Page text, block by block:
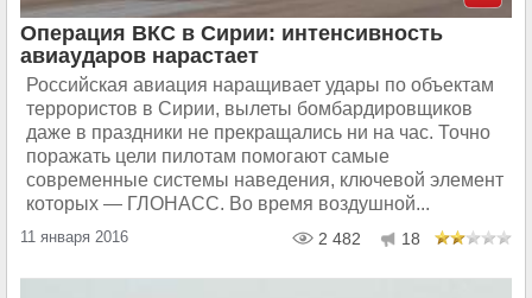
Операция ВКС в Сирии: интенсивность
авиаударов нарастает
Российская авиация наращивает удары по объектам
террористов в Сирии, вылеты бомбардировщиков
даже в праздники не прекращались ни на час. Точно
поражать цели пилотам помогают самые
современные системы наведения, ключевой элемент
которых — ГЛОНАСС. Во время воздушной...
11 января 2016 2 482 18